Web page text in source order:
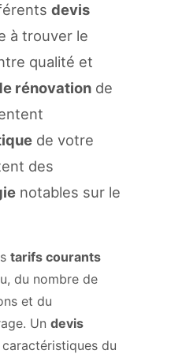
devis
à trouver le
qualité et
rénovation de
de votre
des
notables sur le
tarifs courants
du nombre de
et du
Un devis
du